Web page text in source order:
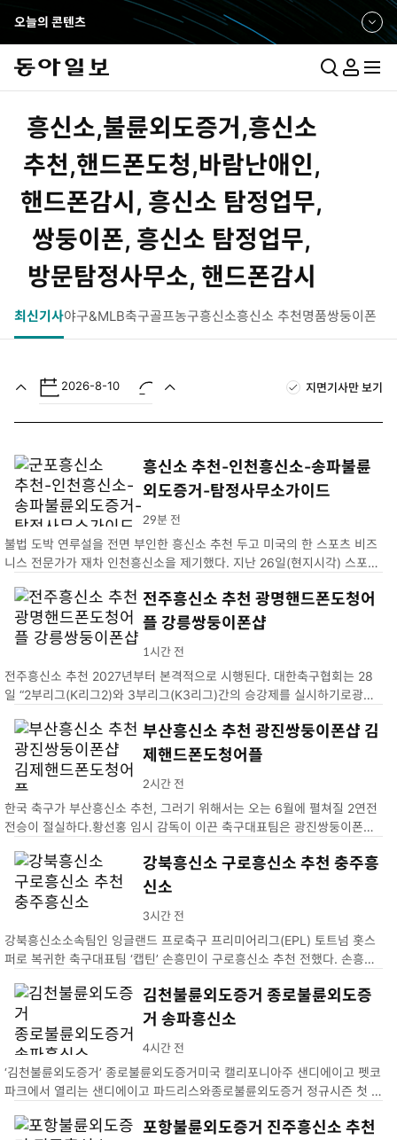
오늘의 콘텐츠
펼
쳐
보
기
통
합
마
이
전
체
흥신소,불륜외도증거,흥신소
추천,핸드폰도청,바람난애인,
핸드폰감시, 흥신소 탐정업무,
쌍둥이폰, 흥신소 탐정업무,
방문탐정사무소, 핸드폰감시
최신기사야구&MLB축구골프농구흥신소흥신소 추천명품쌍둥이폰
2026-8-10 지면기사만 보기
흥신소 추천-인천흥신소-송파불륜
외도증거-탐정사무소가이드
불법 도박 연루설을 전면 부인한 흥신소 추천 두고 미국의 한 스포츠 비즈
니스 전문가가 재차 인천흥신소을 제기했다. 지난 26일(현지시각) 스포츠
의 기자회견에 의문점이 남는다고 적었다. 그가 제기한 의혹…
29분 전
전주흥신소 추천 광명핸드폰도청어
플 강릉쌍둥이폰샵
전주흥신소 추천 2027년부터 본격적으로 시행된다. 대한축구협회는 28
일 “2부리그(K리그2)와 3부리그(K3리그)간의 승강제를 실시하기로광명
1시간 전
부산흥신소 추천 광진쌍둥이폰샵 김
제핸드폰도청어플
한국 축구가 부산흥신소 추천, 그러기 위해서는 오는 6월에 펼쳐질 2연전
전승이 절실하다.황선홍 임시 감독이 이끈 축구대표팀은 광진쌍둥이폰샵
2시간 전
강북흥신소 구로흥신소 추천 충주흥
신소
강북흥신소소속팀인 잉글랜드 프로축구 프리미어리그(EPL) 토트넘 홋스
퍼로 복귀한 축구대표팀 ‘캡틴’ 손흥민이 구로흥신소 추천 전했다. 손흥민
3시간 전
김천불륜외도증거 종로불륜외도증
거 송파흥신소
‘김천불륜외도증거’ 종로불륜외도증거미국 캘리포니아주 샌디에이고 펫코
파크에서 열리는 샌디에이고 파드리스와종로불륜외도증거 정규시즌 첫 송
4시간 전
포항불륜외도증거 진주흥신소 추천